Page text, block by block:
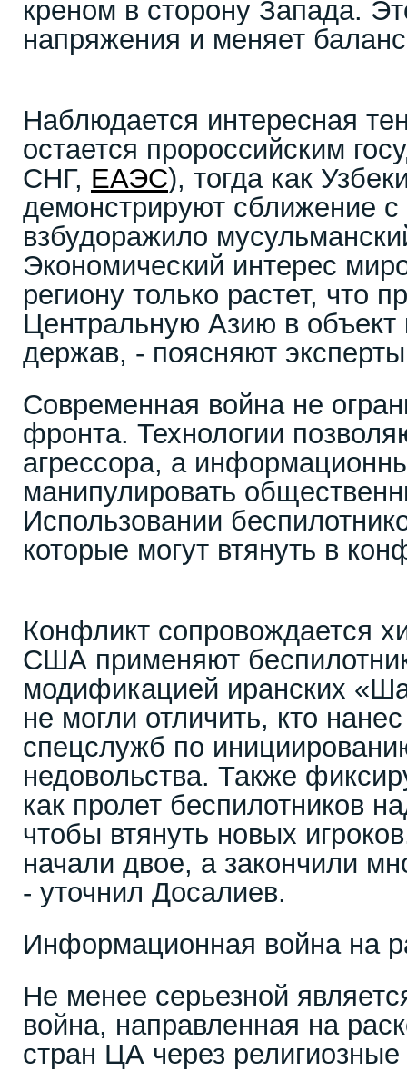
креном в сторону Запада.
напряжения и меняет
Наблюдается интересная
остается пророссийским
СНГ, ЕАЭС), тогда как
демонстрируют сближение
взбудоражило
Экономический интерес
региону только растет, что
Центральную Азию в объект
держав, - поясняют
Современная война не
фронта. Технологии
агрессора, а
манипулировать
Использовании
которые могут втянуть в
Конфликт сопровождается
США применяют
модификацией иранских
не могли отличить, кто
спецслужб по
недовольства. Также
как пролет беспилотников
чтобы втянуть новых
начали двое, а закончили
- уточнил Досалиев.
Информационная война на
Не менее серьезной
война, направленная на
стран ЦА через